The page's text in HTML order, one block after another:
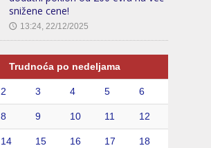
snižene cene!
🕔 13:24, 22/12/2025
Trudnoća po nedeljama
2 3 4 5 6
8 9 10 11 12
14 15 16 17 18